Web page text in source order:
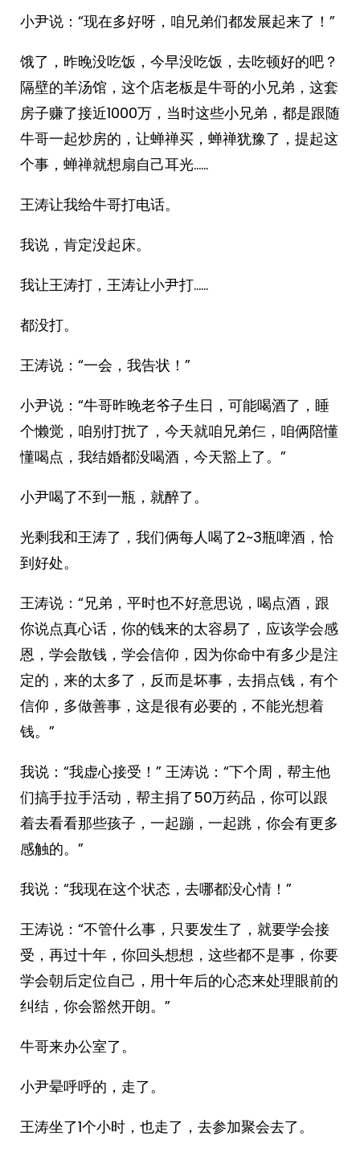
小尹说：“现在多好呀，咱兄弟们都发展起来了！”
饿了，昨晚没吃饭，今早没吃饭，去吃顿好的吧？
隔壁的羊汤馆，这个店老板是牛哥的小兄弟，这套
房子赚了接近1000万，当时这些小兄弟，都是跟随
牛哥一起炒房的，让蝉禅买，蝉禅犹豫了，提起这
个事，蝉禅就想扇自己耳光……
王涛让我给牛哥打电话。
我说，肯定没起床。
我让王涛打，王涛让小尹打……
都没打。
王涛说：“一会，我告状！”
小尹说：“牛哥昨晚老爷子生日，可能喝酒了，睡
个懒觉，咱别打扰了，今天就咱兄弟仨，咱俩陪懂
懂喝点，我结婚都没喝酒，今天豁上了。”
小尹喝了不到一瓶，就醉了。
光剩我和王涛了，我们俩每人喝了2~3瓶啤酒，恰
到好处。
王涛说：“兄弟，平时也不好意思说，喝点酒，跟
你说点真心话，你的钱来的太容易了，应该学会感
恩，学会散钱，学会信仰，因为你命中有多少是注
定的，来的太多了，反而是坏事，去捐点钱，有个
信仰，多做善事，这是很有必要的，不能光想着
钱。”
我说：“我虚心接受！” 王涛说：“下个周，帮主他
们搞手拉手活动，帮主捐了50万药品，你可以跟
着去看看那些孩子，一起蹦，一起跳，你会有更多
感触的。”
我说：“我现在这个状态，去哪都没心情！”
王涛说：“不管什么事，只要发生了，就要学会接
受，再过十年，你回头想想，这些都不是事，你要
学会朝后定位自己，用十年后的心态来处理眼前的
纠结，你会豁然开朗。”
牛哥来办公室了。
小尹晕呼呼的，走了。
王涛坐了1个小时，也走了，去参加聚会去了。